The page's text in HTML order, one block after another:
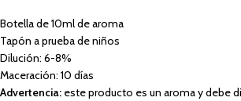
Botella de 10ml de aroma
Tapón a prueba de niños
Dilución: 6-8%
Maceración: 10 días
Advertencia: este producto es un aroma y debe